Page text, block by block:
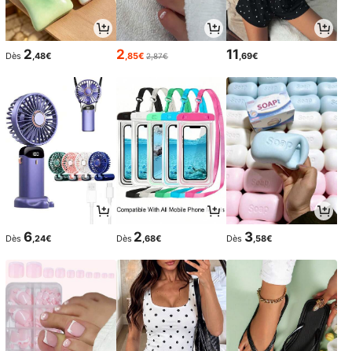
Dès 2 ,48€ 2 ,85€ 2,87€ 11 ,69€
Dès 6,24€ Dès 2,68€ Dès 3,58€